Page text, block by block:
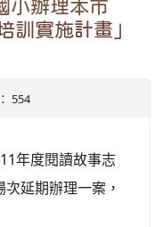
小辦理本市
訓實施計畫」
554
年度閱讀故事志
延期辦理一案，